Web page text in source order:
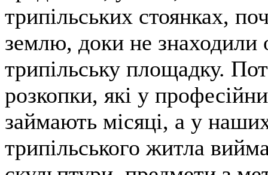
трипільських стоянках,
землю, доки не знаходили
трипільську площадку.
розкопки, які у
займають місяці, а у
трипільського житла